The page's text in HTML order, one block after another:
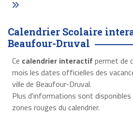
Calendrier Scolaire
Beaufour-Druval
Ce calendrier interactif permet de
mois les dates officielles des
ville de Beaufour-Druval.
Plus d'informations sont disponibles
zones rouges du calendrier.